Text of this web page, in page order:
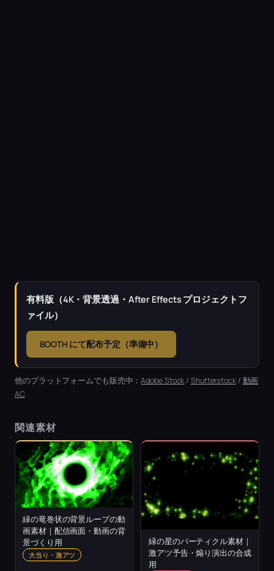
有料版（4K・背景透過・After Effects プロジェクトフ
ァイル）
BOOTH にて配布予定（準備中）
他のプラットフォームでも販売中：Adobe Stock /Shutterstock/ 動画
AC
関連素材
緑の竜巻状の背景ループの動
画素材｜配信画面・動画の背
景づくり用
大当り・激アツ
緑の星のパーティクル素材｜
激アツ予告・煽り演出の合成
用